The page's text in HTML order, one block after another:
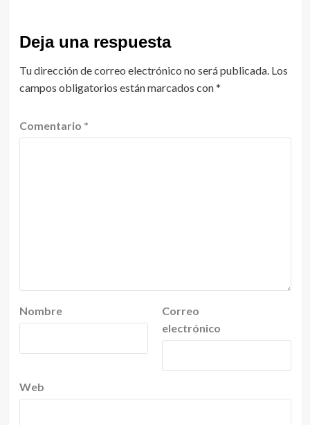
Deja una respuesta
Tu dirección de correo electrónico no será publicada. Los
campos obligatorios están marcados con*
Comentario *
Nombre
Correo
electrónico
Web